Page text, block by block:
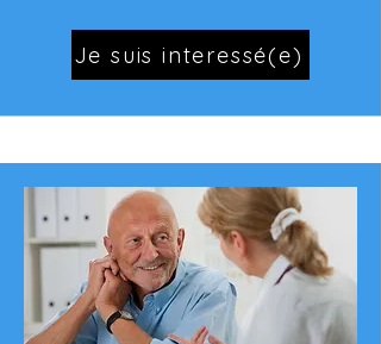
Je suis interessé(e)